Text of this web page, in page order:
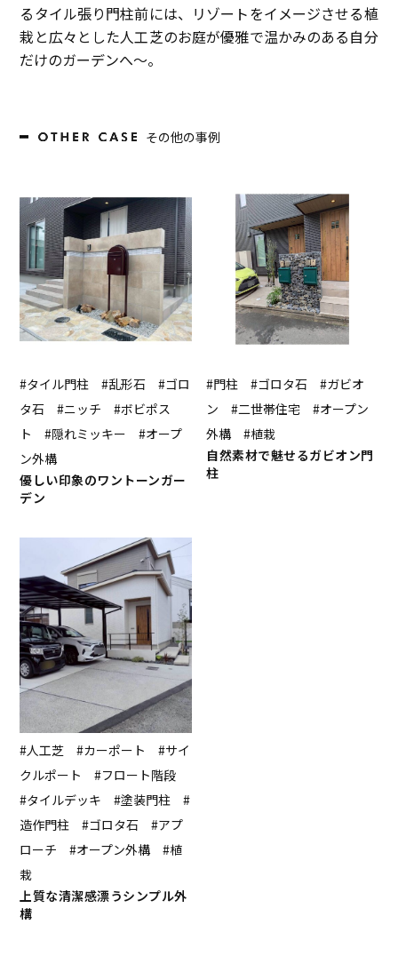
るタイル張り門柱前には、リゾートをイメージさせる植
栽と広々とした人工芝のお庭が優雅で温かみのある自分
だけのガーデンへ～。
その他の事例
#タイル門柱 #乱形石 #ゴロ
タ石 #ニッチ #ボビポス
ト #隠れミッキー #オープ
ン外構
優しい印象のワントーンガー
デン
#門柱 #ゴロタ石 #ガビオ
ン #二世帯住宅 #オープン
外構 #植栽
自然素材で魅せるガビオン門
柱
#人工芝 #カーポート #サイ
クルポート #フロート階段
#タイルデッキ #塗装門柱 #
造作門柱 #ゴロタ石 #アプ
ローチ #オープン外構 #植
栽
上質な清潔感漂うシンプル外
構